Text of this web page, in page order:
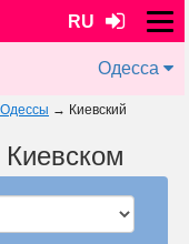
RU
Одесса
→ Киевский